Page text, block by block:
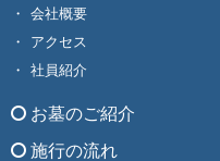
会社概要
アクセス
社員紹介
お墓のご紹介
施行の流れ